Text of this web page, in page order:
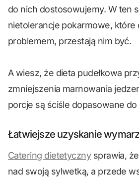
do nich dostosowujemy. W ten
nietolerancje pokarmowe, które
problemem, przestają nim być.
A wiesz, że dieta pudełkowa
zmniejszenia marnowania
porcje są ściśle dopasowane
Łatwiejsze uzyskanie
Catering dietetycznysprawia,
nad swoją sylwetką, a przede